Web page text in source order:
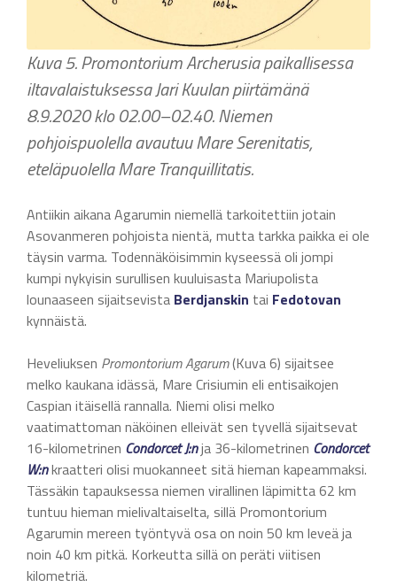
Kuva 5. Promontorium Archerusia paikallisessa
iltavalaistuksessa Jari Kuulan piirtämänä
8.9.2020 klo 02.00–02.40. Niemen
pohjoispuolella avautuu Mare Serenitatis,
eteläpuolella Mare Tranquillitatis.
Antiikin aikana Agarumin niemellä tarkoitettiin jotain
Asovanmeren pohjoista nientä, mutta tarkka paikka ei ole
täysin varma. Todennäköisimmin kyseessä oli jompi
kumpi nykyisin surullisen kuuluisasta Mariupolista
lounaaseen sijaitsevista Berdjanskin tai Fedotovan
kynnäistä.
Heveliuksen Promontorium Agarum(Kuva 6) sijaitsee
melko kaukana idässä, Mare Crisiumin eli entisaikojen
Caspian itäisellä rannalla. Niemi olisi melko
vaatimattoman näköinen elleivät sen tyvellä sijaitsevat
16-kilometrinen Condorcet J:nja 36-kilometrinen Condorcet
W:nkraatteri olisi muokanneet sitä hieman kapeammaksi.
Tässäkin tapauksessa niemen virallinen läpimitta 62 km
tuntuu hieman mielivaltaiselta, sillä Promontorium
Agarumin mereen työntyvä osa on noin 50 km leveä ja
noin 40 km pitkä. Korkeutta sillä on peräti viitisen
kilometriä.